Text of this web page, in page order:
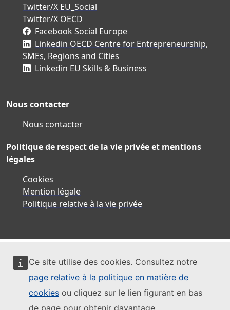
Ce site utilise des cookies. Consultez notre
page relative à la politique en matière de
cookies ou cliquez sur le lien figurant en bas
de page pour obtenir davantage
Twitter/X EU_Social
Twitter/X OECD
Facebook Social Europe
Linkedin OECD Centre for Entrepreneurship,
SMEs, Regions and Cities
Linkedin EU Skills & Business
Nous contacter
Nous contacter
Politique de respect de la vie privée et mentions
légales
Cookies
Mention légale
Politique relative à la vie privée